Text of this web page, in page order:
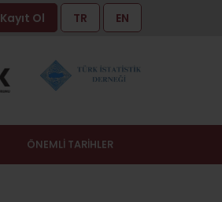
Kayıt Ol TR EN
ÖNEMLİ TARİHLER